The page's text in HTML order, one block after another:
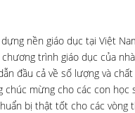
nền giáo dục tại Việt
trình giáo dục của
đầu cả về số lượng và
chúc mừng cho các con
bị thật tốt cho các vòng